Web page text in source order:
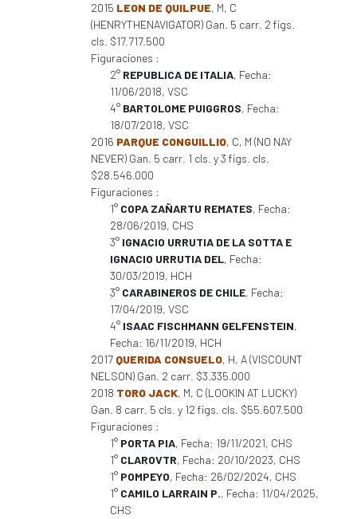
2015 LEON DE QUILPUE, M, C
(HENRYTHENAVIGATOR) Gan. 5 carr. 2 figs.
cls. $17.717.500
Figuraciones :
2° REPUBLICA DE ITALIA, Fecha:
11/06/2018, VSC
4° BARTOLOME PUIGGROS, Fecha:
18/07/2018, VSC
2016 PARQUE CONGUILLIO, C, M (NO NAY
NEVER) Gan. 5 carr. 1 cls. y 3 figs. cls.
$28.546.000
Figuraciones :
1° COPA ZAÑARTU REMATES, Fecha:
28/06/2019, CHS
3° IGNACIO URRUTIA DE LA SOTTA E
IGNACIO URRUTIA DEL, Fecha:
30/03/2019, HCH
3° CARABINEROS DE CHILE, Fecha:
17/04/2019, VSC
4° ISAAC FISCHMANN GELFENSTEIN,
Fecha: 16/11/2019, HCH
2017 QUERIDA CONSUELO, H, A (VISCOUNT
NELSON) Gan. 2 carr. $3.335.000
2018 TORO JACK, M, C (LOOKIN AT LUCKY)
Gan. 8 carr. 5 cls. y 12 figs. cls. $55.607.500
Figuraciones :
1° PORTA PIA, Fecha: 19/11/2021, CHS
1° CLAROVTR, Fecha: 20/10/2023, CHS
1° POMPEYO, Fecha: 26/02/2024, CHS
1° CAMILO LARRAIN P., Fecha: 11/04/2025,
CHS